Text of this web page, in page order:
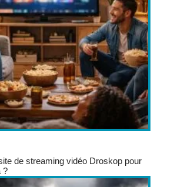
de streaming vidéo Droskop pour
?